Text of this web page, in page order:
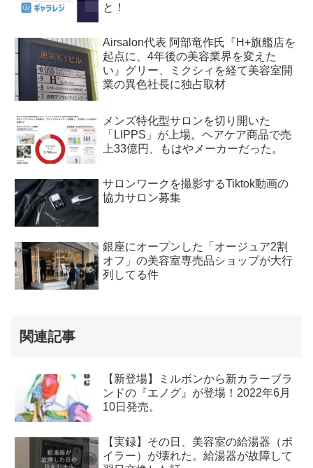
と！
Airsalon代表 阿部竜作氏『H+旗艦店を
起点に、4年後の美容業界を変えた
い』グリー、ミクシィを経て美容室開
業の異色社長に独占取材
メンズ特化型サロンを切り開いた
「LIPPS」が上場。ヘアケア商品で売
上33億円、もはやメーカーだった。
サロンワークを撮影するTiktok動画の
協力サロン募集
銀座にオープンした「オージュア2割
オフ」の美容室専売品ショップが大行
列してる件
関連記事
【新登場】ミルボンから新カラーブラ
ンドの『エノグ』が登場！2022年6月
10日発売。
【実録】その日、美容室の給湯器（ボ
イラー）が壊れた。給湯器が故障して